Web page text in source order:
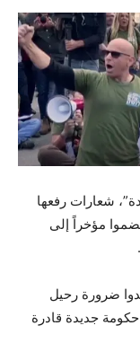
شعارات رفعها
مؤخراً إلى
ضرورة رحيل
حكومة جديدة قادرة